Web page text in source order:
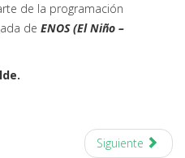
de la programación
de ENOS (El Niño –
Siguiente